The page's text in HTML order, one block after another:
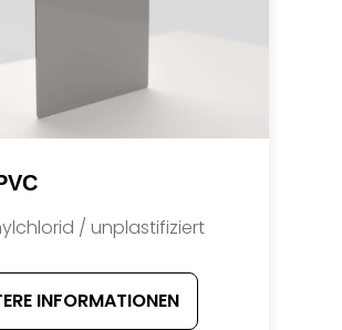
/ unplasti­fiziert
INFORMATIONEN